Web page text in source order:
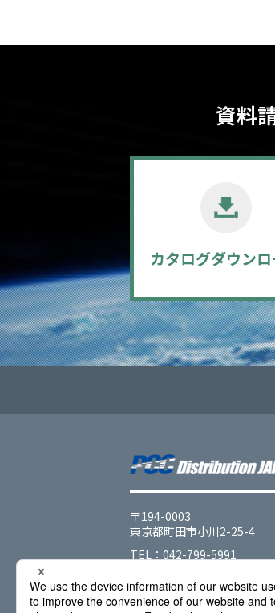
資料
カタログダウンロ
〒194-0003
東京都町田市小川2-25-4
TEL：042-799-5991
会社情報